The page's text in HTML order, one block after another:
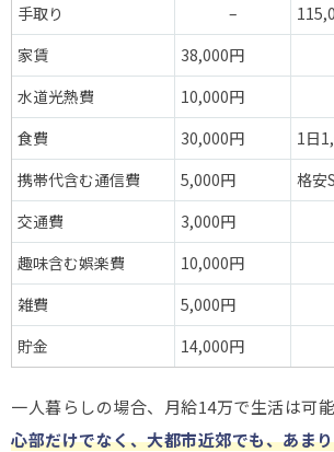
手取り
–
家賃
38,000円
水道光熱費
10,000円
食費
30,000円
1日
携帯代含む通信費
5,000円
格安
交通費
3,000円
趣味含む娯楽費
10,000円
雑費
5,000円
貯金
14,000円
一人暮らしの場合、月給14万で生活は可能
心部だけでなく、大都市近郊でも、あま